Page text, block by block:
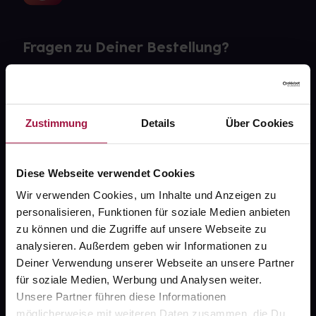
Zustimmung Details Über Cookies
Diese Webseite verwendet Cookies
Wir verwenden Cookies, um Inhalte und Anzeigen zu
personalisieren, Funktionen für soziale Medien anbieten
zu können und die Zugriffe auf unsere Webseite zu
analysieren. Außerdem geben wir Informationen zu
Deiner Verwendung unserer Webseite an unsere Partner
für soziale Medien, Werbung und Analysen weiter.
Unsere Partner führen diese Informationen
Fragen zu Deiner Bestellung?
Über uns
Karriere